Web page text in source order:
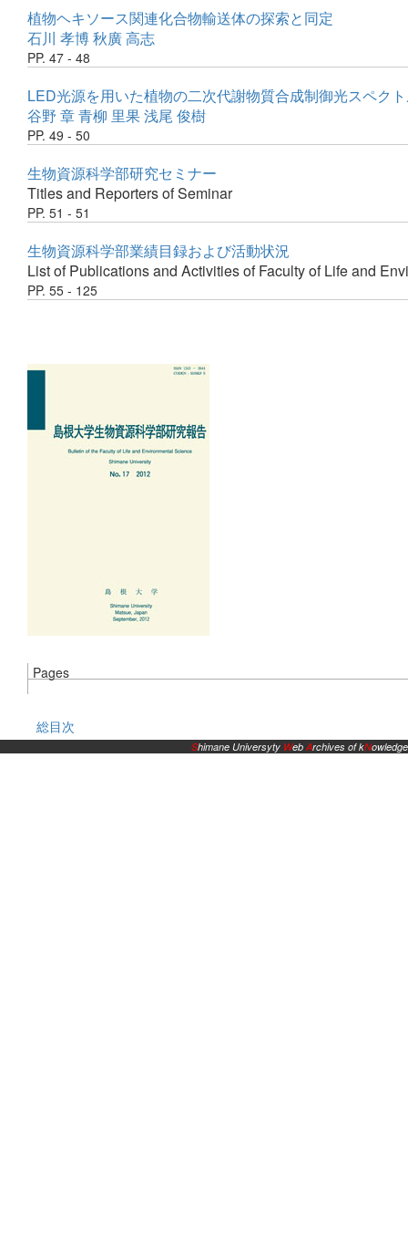
植物ヘキソース関連化合物輸送体の探索と同定
石川 孝博秋廣 高志
PP. 47 - 48
LED光源を用いた植物の二次代謝物質合成制御光スペク
谷野 章青柳 里果浅尾 俊樹
PP. 49 - 50
生物資源科学部研究セミナー
Titles and Reporters of Seminar
PP. 51 - 51
生物資源科学部業績目録および活動状況
List of Publications and Activities of Faculty of Life and
PP. 55 - 125
Pages
総目次
Shimane Universyty WebArchives of kNowledge